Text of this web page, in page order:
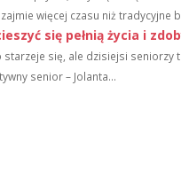
więcej czasu niż tradycyjne
się pełnią życia i
starzeje się, ale dzisiejsi
senior – Jolanta...